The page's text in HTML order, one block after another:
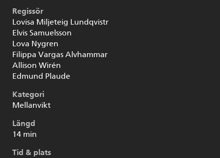
Regissör
Lovisa Miljeteig Lundqvistr
Elvis Samuelsson
Lova Nygren
Filippa Vargas Alvhammar
Allison Wirén
Edmund Plaude
Kategori
Mellanvikt
Längd
14 min
Tid & plats